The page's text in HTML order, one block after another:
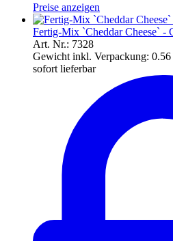
Preise anzeigen
Fertig-Mix `Cheddar Cheese` -
Art. Nr.: 7328
Gewicht inkl. Verpackung:
sofort lieferbar